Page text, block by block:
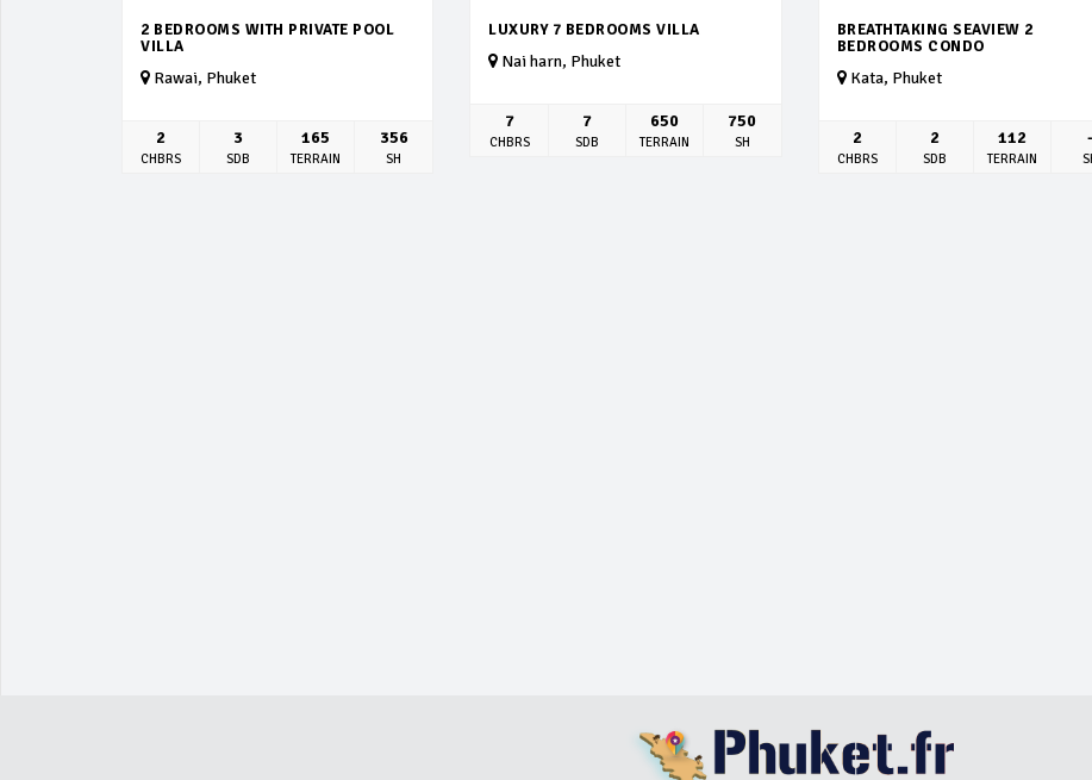
2 BEDROOMS WITH PRIVATE POOL
VILLA
Rawai, Phuket
2
CHBRS
3
SDB
165
TERRAIN
356
SH
LUXURY 7 BEDROOMS VILLA
Nai harn, Phuket
7
CHBRS
7
SDB
650
TERRAIN
750
SH
BREATHTAKING SEAVIEW 2
BEDROOMS CONDO
Kata, Phuket
2
CHBRS
2
SDB
112
TERRAIN
-